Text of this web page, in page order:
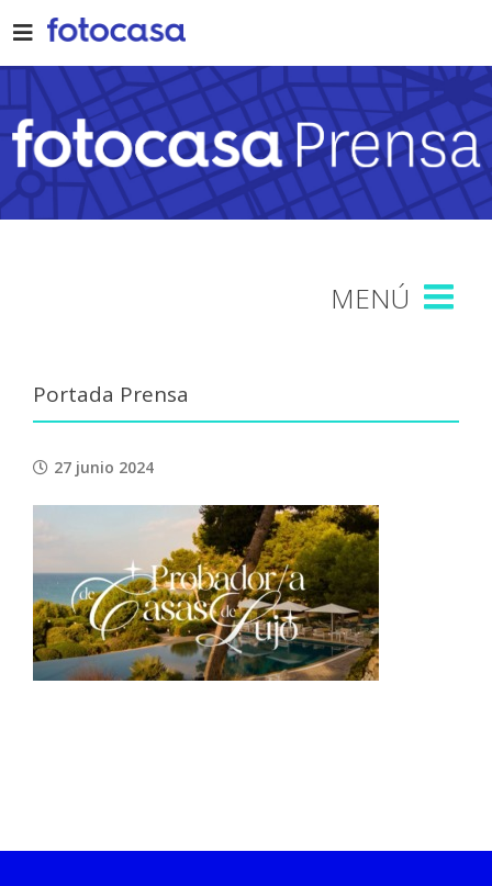
to
content
Portada Prensa
27 junio 2024